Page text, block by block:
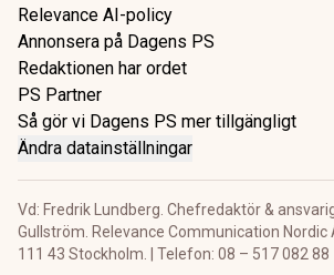
Relevance AI-policy
Annonsera på Dagens PS
Redaktionen har ordet
PS Partner
Så gör vi Dagens PS mer tillgängligt
Ändra datainställningar
Vd: Fredrik Lundberg. Chefredaktör &
Gullström. Relevance Communication Nordic
111 43 Stockholm. | Telefon: 08 – 517 082 88